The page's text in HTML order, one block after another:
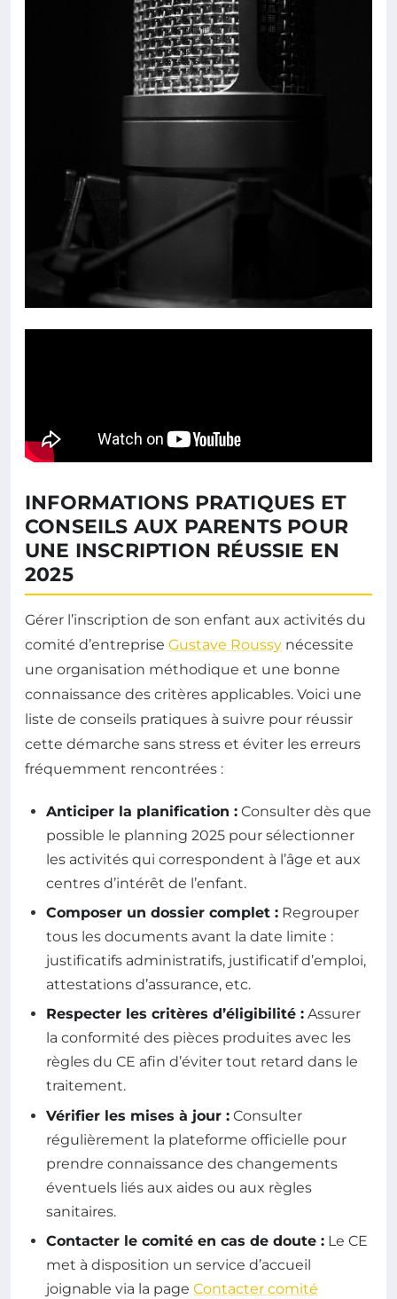
INFORMATIONS PRATIQUES ET
CONSEILS AUX PARENTS POUR
UNE INSCRIPTION RÉUSSIE EN
2025
Gérer l’inscription de son enfant aux activités du
comité d’entreprise Gustave Roussy nécessite
une organisation méthodique et une bonne
connaissance des critères applicables. Voici une
liste de conseils pratiques à suivre pour réussir
cette démarche sans stress et éviter les erreurs
fréquemment rencontrées :
Anticiper la planification : Consulter dès que
possible le planning 2025 pour sélectionner
les activités qui correspondent à l’âge et aux
centres d’intérêt de l’enfant.
Composer un dossier complet : Regrouper
tous les documents avant la date limite :
justificatifs administratifs, justificatif d’emploi,
attestations d’assurance, etc.
Respecter les critères d’éligibilité : Assurer
la conformité des pièces produites avec les
règles du CE afin d’éviter tout retard dans le
traitement.
Vérifier les mises à jour : Consulter
régulièrement la plateforme officielle pour
prendre connaissance des changements
éventuels liés aux aides ou aux règles
sanitaires.
Contacter le comité en cas de doute : Le CE
met à disposition un service d’accueil
joignable via la page Contacter comité